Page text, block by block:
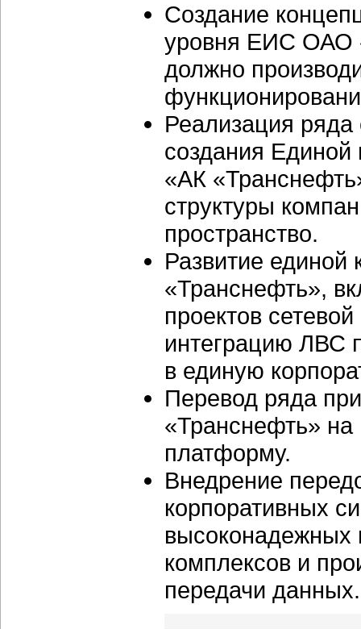
Создание
уровня ЕИС ОАО
должно
Реализация ряда
создания
«АК
структуры
пространство.
Развитие
«Транснефть»,
проектов
интеграцию ЛВС
в единую
Перевод ряда
«Транснефть»
платформу.
Внедрение
корпоративных
высоконадежных
комплексов и
передачи данных.